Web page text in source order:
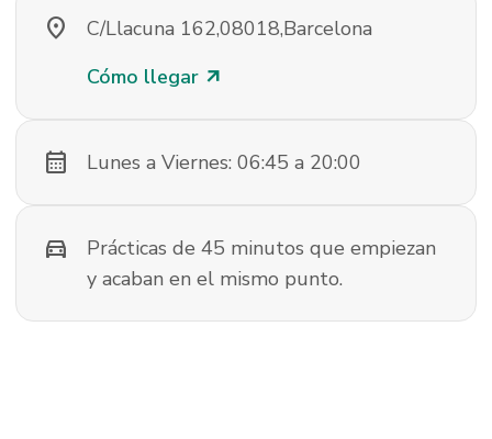
location_on
C/Llacuna 162,08018,Barcelona
Cómo llegar arrow_outward
calendar_month Lunes a Viernes: 06:45 a 20:00
directions_car
Prácticas de 45 minutos que empiezan
y acaban en el mismo punto.